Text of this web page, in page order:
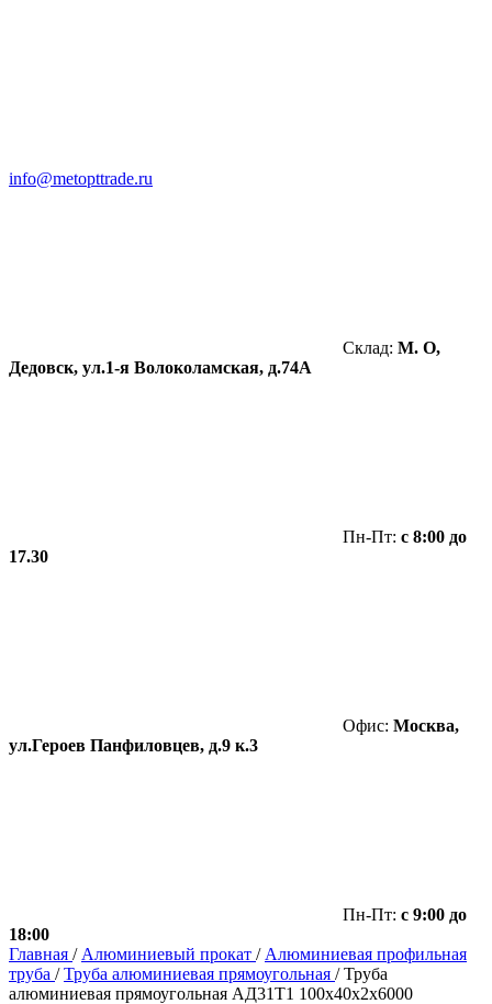
info@metopttrade.ru
Склад: М. О,
Дедовск, ул.1-я Волоколамская, д.74А
Пн-Пт: с 8:00 до
17.30
Офис: Москва,
ул.Героев Панфиловцев, д.9 к.3
Пн-Пт: с 9:00 до
18:00
Главная / Алюминиевый прокат / Алюминиевая профильная
труба / Труба алюминиевая прямоугольная / Труба
алюминиевая прямоугольная АД31Т1 100х40х2х6000